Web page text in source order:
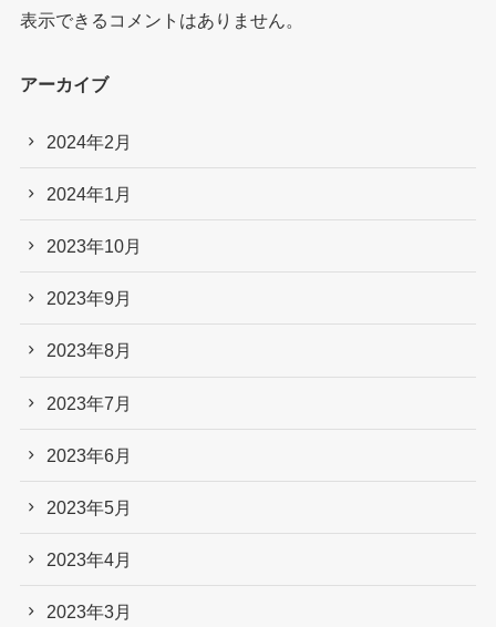
表示できるコメントはありません。
アーカイブ
2024年2月
2024年1月
2023年10月
2023年9月
2023年8月
2023年7月
2023年6月
2023年5月
2023年4月
2023年3月